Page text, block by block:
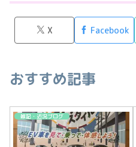
X Facebook
おすすめ記事
雑記・近況ブログ